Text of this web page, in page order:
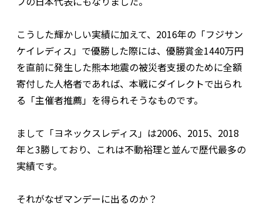
こうした輝かしい実績に加えて、2016年の「フジサン
ケイレディス」で優勝した際には、優勝賞金1440万円
を直前に発生した熊本地震の被災者支援のために全額
寄付した人格者であれば、本戦にダイレクトで出られ
る「主催者推薦」を得られそうなものです。
まして「ヨネックスレディス」は2006、2015、2018
年と3勝しており、これは不動裕理と並んで歴代最多の
実績です。
それがなぜマンデーに出るのか？